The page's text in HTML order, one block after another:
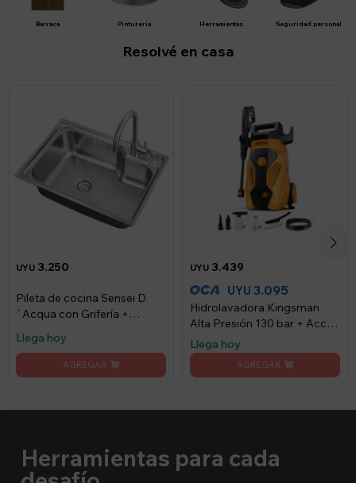
Barraca Pinturería Herramientas Seguridad personal
Resolvé en casa
UYU 3.250
Pileta de cocina Sensei D
´Acqua con Grifería +
Llega hoy
UYU 3.439
UYU 3.095
Hidrolavadora Kingsman
Alta Presión 130 bar + Acces
220v/50 Hz 1600w
Llega hoy
Herramientas para cada